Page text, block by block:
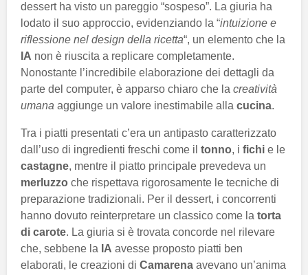
dessert ha visto un pareggio “sospeso”. La giuria ha
lodato il suo approccio, evidenziando la “intuizione e
riflessione nel design della ricetta“, un elemento che la
IA non è riuscita a replicare completamente.
Nonostante l’incredibile elaborazione dei dettagli da
parte del computer, è apparso chiaro che la creatività
umana aggiunge un valore inestimabile alla cucina.
Tra i piatti presentati c’era un antipasto caratterizzato
dall’uso di ingredienti freschi come il tonno, i fichi e le
castagne, mentre il piatto principale prevedeva un
merluzzo che rispettava rigorosamente le tecniche di
preparazione tradizionali. Per il dessert, i concorrenti
hanno dovuto reinterpretare un classico come la torta
di carote. La giuria si è trovata concorde nel rilevare
che, sebbene la IA avesse proposto piatti ben
elaborati, le creazioni di Camarena avevano un’anima